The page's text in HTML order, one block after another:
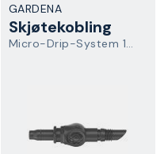
GARDENA
Skjøtekobling
Micro-Drip-System 13213-20